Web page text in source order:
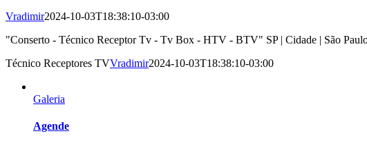
Vradimir2024-10-03T18:38:10-03:00
"Conserto - Técnico Receptor Tv - Tv Box - HTV - BTV" SP | Cidade | São
Técnico Receptores TVVradimir2024-10-03T18:38:10-03:00
Galeria
Agende